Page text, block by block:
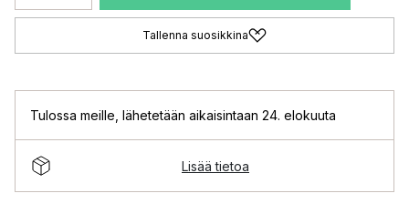
Tallenna suosikkina
Tulossa meille lähetetään aikaisintaan 24. elokuuta
Lisää tietoa